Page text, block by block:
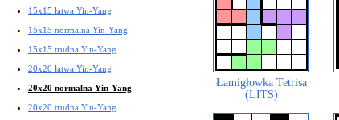
15x15 łatwa Yin-Yang
15x15 normalna Yin-Yang
15x15 trudna Yin-Yang
20x20 łatwa Yin-Yang
20x20 normalna Yin-Yang
20x20 trudna Yin-Yang
Łamigłowka Tetrisa
(LITS)